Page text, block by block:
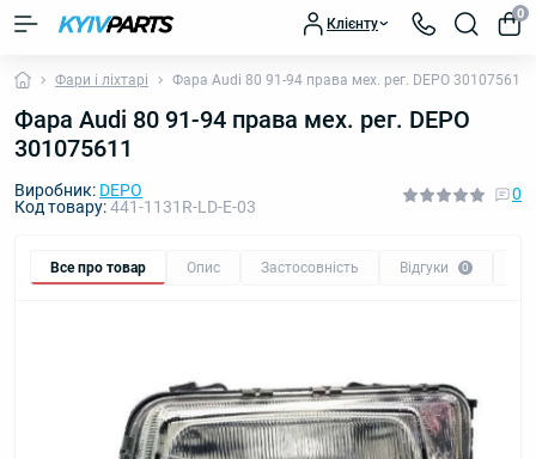
Клієнту
0
Фари і ліхтарі Фара Audi 80 91-94 права мех. рег. DEPO 301075611
Фара Audi 80 91-94 права мех. рег. DEPO
301075611
Виробник: DEPO
Код товару:441-1131R-LD-E-03
0
Все про товар Опис Застосовність Відгуки 0